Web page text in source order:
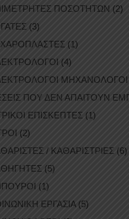
ΠΟΣΟΤΗΤΩΝ (2)
(3)
(1)
(4)
ΜΗΧΑΝΟΛΟΓΟΙ
ΠΟΥ ΔΕΝ ΑΠΑΙΤΟΥΝ
ΕΠΙΣΚΕΠΤΕΣ (1)
(2)
/ ΚΑΘΑΡΙΣΤΡΙΕΣ (6)
(5)
(1)
ΕΡΓΑΣΙΑ(5)